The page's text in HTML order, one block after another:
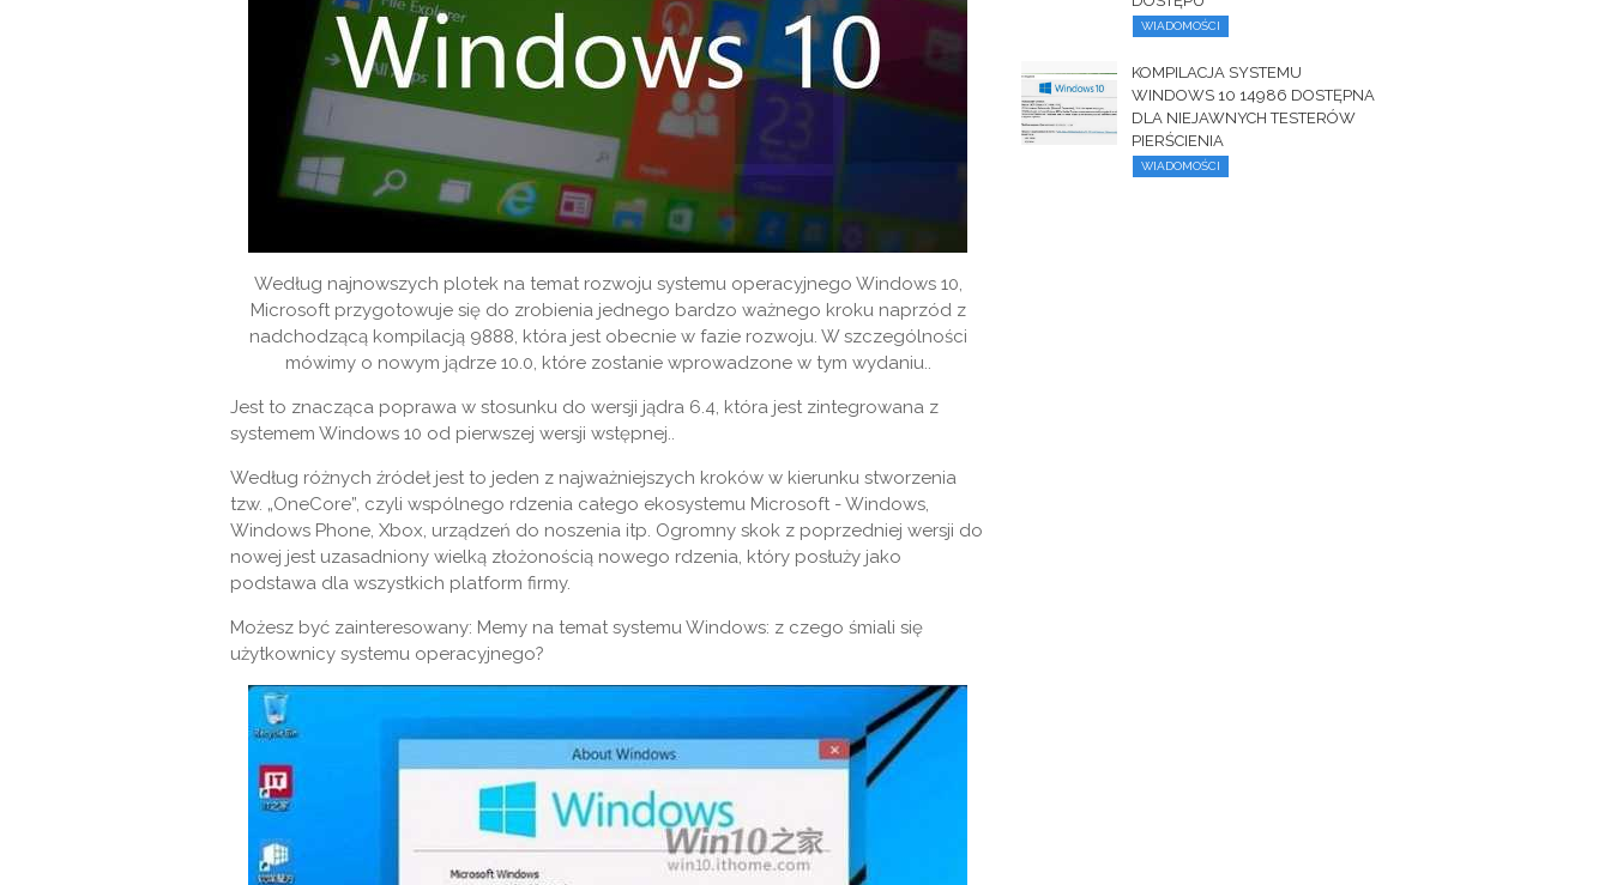
Według najnowszych plotek na temat rozwoju systemu operacyjnego Windows 10,
Microsoft przygotowuje się do zrobienia jednego bardzo ważnego kroku naprzód z
nadchodzącą kompilacją 9888, która jest obecnie w fazie rozwoju. W szczególności
mówimy o nowym jądrze 10.0, które zostanie wprowadzone w tym wydaniu..
Jest to znacząca poprawa w stosunku do wersji jądra 6.4, która jest zintegrowana z
systemem Windows 10 od pierwszej wersji wstępnej..
Według różnych źródeł jest to jeden z najważniejszych kroków w kierunku stworzenia
tzw. „OneCore”, czyli wspólnego rdzenia całego ekosystemu Microsoft - Windows,
Windows Phone, Xbox, urządzeń do noszenia itp. Ogromny skok z poprzedniej wersji do
nowej jest uzasadniony wielką złożonością nowego rdzenia, który posłuży jako
podstawa dla wszystkich platform firmy.
Możesz być zainteresowany: Memy na temat systemu Windows: z czego śmiali się
użytkownicy systemu operacyjnego?
WIADOMOŚCI
KOMPILACJA SYSTEMU
WINDOWS 10 14986 DOSTĘPNA
DLA NIEJAWNYCH TESTERÓW
PIERŚCIENIA
WIADOMOŚCI